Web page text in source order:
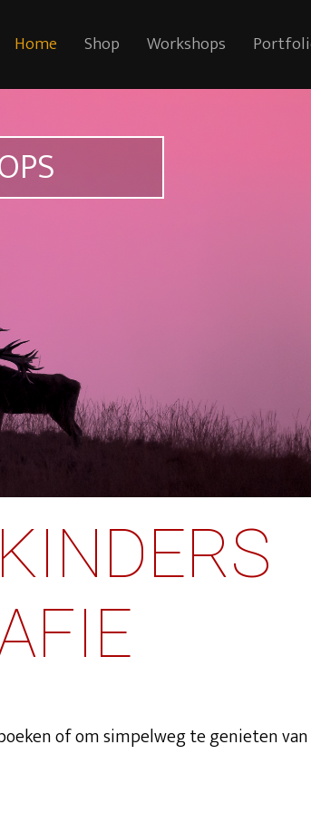
Home Shop Workshops
of om simpelweg te genieten van